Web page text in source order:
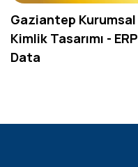
Gaziantep Kurumsal
Kimlik Tasarımı - ERP
Data